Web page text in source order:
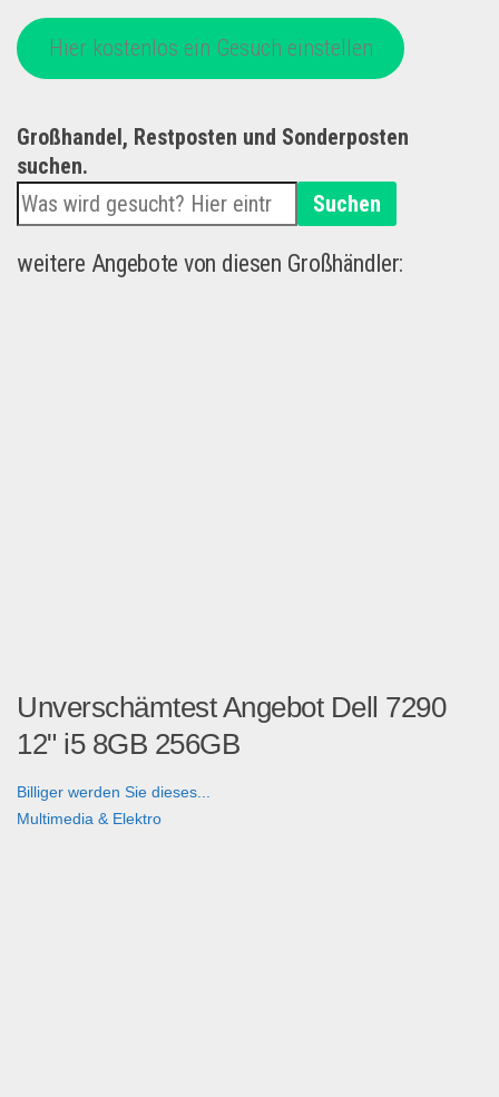
Hier kostenlos ein Gesuch einstellen
Großhandel, Restposten und Sonderposten
suchen.
Suchen
weitere Angebote von diesen Großhändler:
Unverschämtest Angebot Dell 7290
12" i5 8GB 256GB
Billiger werden Sie dieses...
Multimedia & Elektro